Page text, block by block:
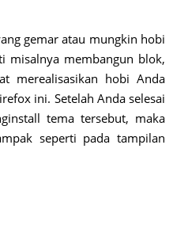
gemar atau mungkin hobi
misalnya membangun blok,
merealisasikan hobi Anda
ini. Setelah Anda selesai
tema tersebut, maka
seperti pada tampilan